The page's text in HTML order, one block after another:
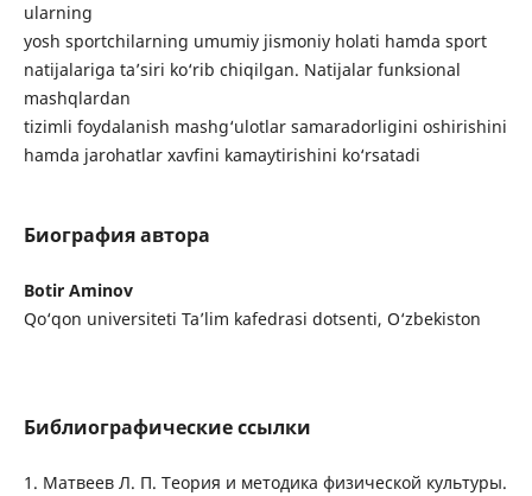
ularning
yosh sportchilarning umumiy jismoniy holati hamda sport
natijalariga ta’siri ko‘rib chiqilgan. Natijalar funksional
mashqlardan
tizimli foydalanish mashg‘ulotlar samaradorligini oshirishini
hamda jarohatlar xavfini kamaytirishini ko‘rsatadi
Биография автора
Botir Aminov
Qo‘qon universiteti Ta’lim kafedrasi dotsenti, O‘zbekiston
Библиографические ссылки
1. Матвеев Л. П. Теория и методика физической культуры.